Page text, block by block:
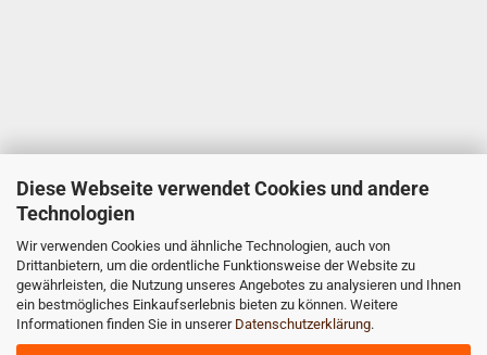
Diese Webseite verwendet Cookies und andere
Technologien
Wir verwenden Cookies und ähnliche Technologien, auch von
Drittanbietern, um die ordentliche Funktionsweise der Website zu
gewährleisten, die Nutzung unseres Angebotes zu analysieren und Ihnen
ein bestmögliches Einkaufserlebnis bieten zu können. Weitere
Informationen finden Sie in unserer Datenschutzerklärung.